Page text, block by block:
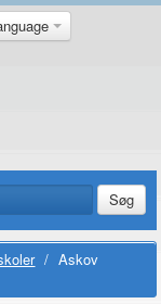
Søg
/ Askov